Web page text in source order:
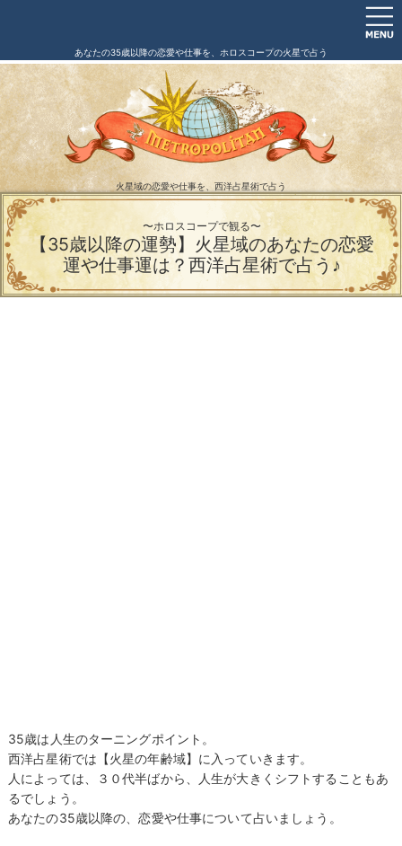
あなたの35歳以降の恋愛や仕事を、ホロスコープの火星で占う
火星域の恋愛や仕事を、西洋占星術で占う
〜ホロスコープで観る〜
【35歳以降の運勢】火星域のあなたの恋愛
運や仕事運は？西洋占星術で占う♪
35歳は人生のターニングポイント。
西洋占星術では【火星の年齢域】に入っていきます。
人によっては、３０代半ばから、人生が大きくシフトすることもあ
るでしょう。
あなたの35歳以降の、恋愛や仕事について占いましょう。